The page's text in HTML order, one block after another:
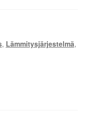
, Lämmitysjärjestelmä,